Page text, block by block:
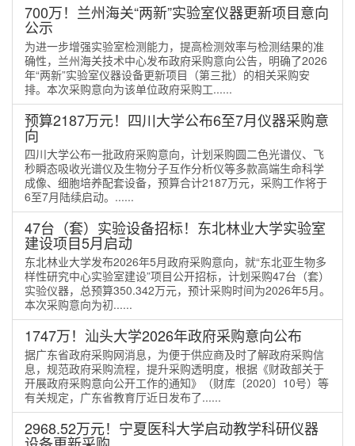
700万！兰州海关“两新”实验室仪器更新项目意向
公示
为进一步增强实验室检测能力，提高检测效率与检测结果的准
确性，兰州海关技术中心发布政府采购意向公告，明确了2026
年“两新”实验室仪器设备更新项目（第三批）的相关采购安
排。本次采购意向为该单位政府采购工......
预算2187万元！四川大学公布6至7月仪器采购意
向
四川大学公布一批政府采购意向，计划采购圆二色光谱仪、飞
秒瞬态吸收光谱仪及生物分子互作分析仪等多款高端生命科学
成像、细胞培养配套设备，预算合计2187万元，采购工作将于
6至7月陆续启动。......
47台（套）实验设备招标！东北林业大学实验室
建设项目5月启动
东北林业大学发布2026年5月政府采购意向，就“东北亚生物多
样性研究中心实验室建设”项目公开招标，计划采购47台（套）
实验仪器，总预算350.342万元，预计采购时间为2026年5月。
本次采购意向为初......
1747万！汕头大学2026年政府采购意向公布
据广东省政府采购网消息，为便于供应商及时了解政府采购信
息，规范政府采购流程，提升采购透明度，根据《财政部关于
开展政府采购意向公开工作的通知》（财库〔2020〕10号）等
有关规定，广东省教育厅近日发布了......
2968.52万元！宁夏医科大学启动教学科研仪器